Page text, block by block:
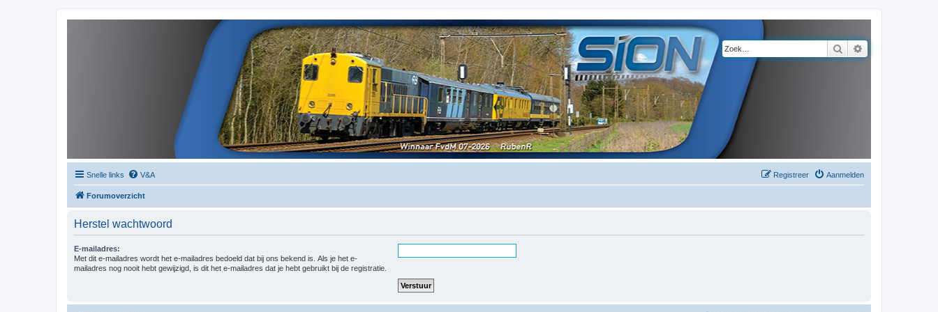
Zoek
Snelle links V&A Aanmelden
Registreer
Forumoverzicht
Herstel wachtwoord
E-mailadres:
Met dit e-mailadres wordt het e-mailadres bedoeld dat bij ons bekend is. Als je het e-
mailadres nog nooit hebt gewijzigd, is dit het e-mailadres dat je hebt gebruikt bij de registratie.